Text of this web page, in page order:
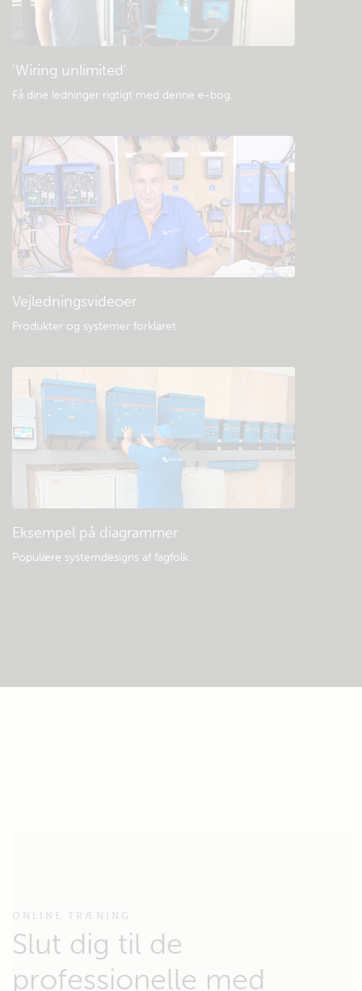
Generelle downloads og dokumentation
'Wiring unlimited'
Få dine ledninger rigtigt med denne e-bog.
Vejledningsvideoer
Produkter og systemer forklaret.
Eksempel på diagrammer
Populære systemdesigns af fagfolk.
ONLINE TRÆNING
Slut dig til de
professionelle med